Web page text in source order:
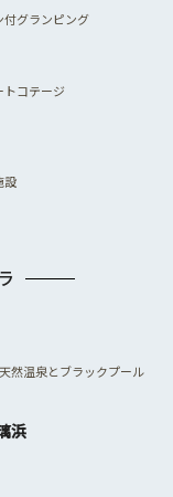
グランピング
トコテージ
設
然温泉とブラックプール
浜